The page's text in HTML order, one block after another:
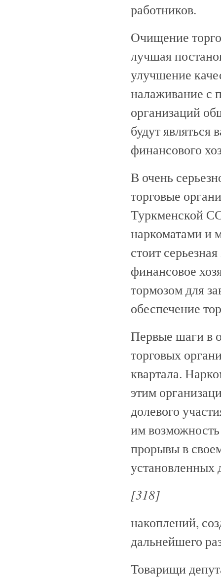
работников.
Очищение
лучшая
улучшение
налаживание с
организаций
будут
финансового
В очень
торговые
Туркменской
наркоматами и
стоит
финансовое
тормозом для
обеспечение
Первые шаги в
торговых
квартала.
этим
долевого
им
прорывы в
установленных
[318]
накоплений,
дальнейшего
Товарищи